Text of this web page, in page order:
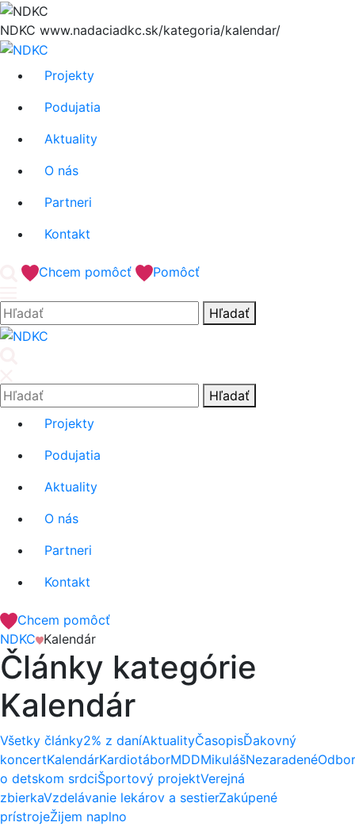
Hore
NDKC www.nadaciadkc.sk/kategoria/kalendar/
Projekty
Podujatia
Aktuality
O nás
Partneri
Kontakt
'.__('Search').'Chcem pomôcť Pomôcť
Hľadať: Hľadať
Hľadať:
Hľadať
Projekty
Podujatia
Aktuality
O nás
Partneri
Kontakt
Chcem pomôcť
NDKC Kalendár
Články kategórie
Kalendár
Všetky články2% z daníAktualityČasopisĎakovný
koncertKalendárKardiotáborMDDMikulášNezaradené
o detskom srdciŠportový projektVerejná
zbierkaVzdelávanie lekárov a sestierZakúpené
prístrojeŽijem naplno